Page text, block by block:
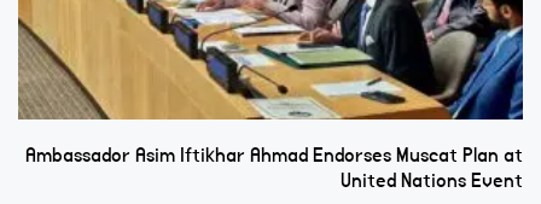
Ambassador Asim Iftikhar Ahmad Endorses Muscat Plan at
United Nations Event